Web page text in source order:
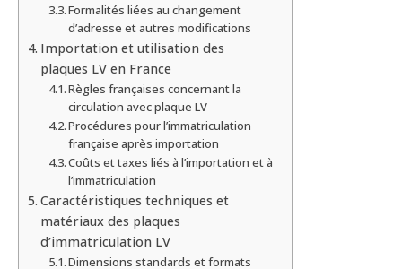
Formalités liées au changement
d’adresse et autres modifications
Importation et utilisation des
plaques LV en France
Règles françaises concernant la
circulation avec plaque LV
Procédures pour l’immatriculation
française après importation
Coûts et taxes liés à l’importation et à
l’immatriculation
Caractéristiques techniques et
matériaux des plaques
d’immatriculation LV
Dimensions standards et formats